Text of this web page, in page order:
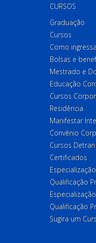
CURSOS
Graduação
Cursos
Como
Bolsas e
Mestrado e
Educação
Cursos
Residência
Manifestar
Convênio
Cursos Detran
Certificados
Qualificação
Especialização
Qualificação
Sugira um